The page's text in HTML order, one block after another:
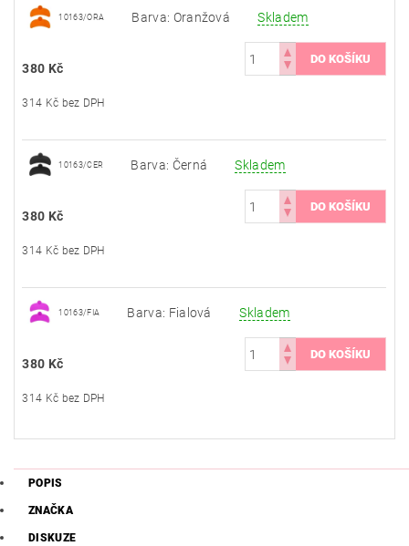
10163/ORA Barva: Oranžová Skladem
380 Kč
314 Kč bez DPH
10163/CER Barva: Černá Skladem
380 Kč
314 Kč bez DPH
10163/FIA Barva: Fialová Skladem
380 Kč
314 Kč bez DPH
POPIS
ZNAČKA
DISKUZE